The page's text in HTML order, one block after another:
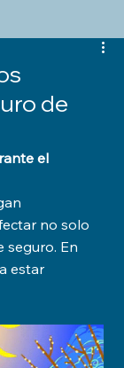
de
el
no solo
seguro. En
estar